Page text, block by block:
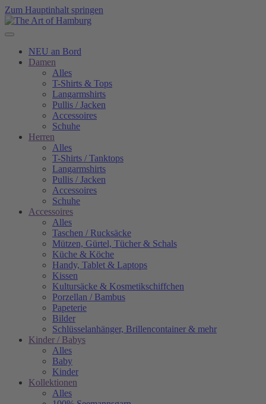
Zum Hauptinhalt springen
NEU an Bord
Damen
Alles
T-Shirts & Tops
Langarmshirts
Pullis / Jacken
Accessoires
Schuhe
Herren
Alles
T-Shirts / Tanktops
Langarmshirts
Pullis / Jacken
Accessoires
Schuhe
Accessoires
Alles
Taschen / Rucksäcke
Mützen, Gürtel, Tücher & Schals
Küche & Köche
Handy, Tablet & Laptops
Kissen
Kultursäcke & Kosmetikschiffchen
Porzellan / Bambus
Papeterie
Bilder
Schlüsselanhänger, Brillencontainer & mehr
Kinder / Babys
Alles
Baby
Kinder
Kollektionen
Alles